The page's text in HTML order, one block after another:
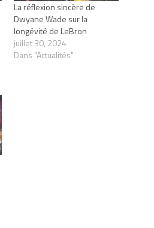
La réflexion sincère de
Dwyane Wade sur la
longévité de LeBron
juillet 30, 2024
Dans "Actualités"